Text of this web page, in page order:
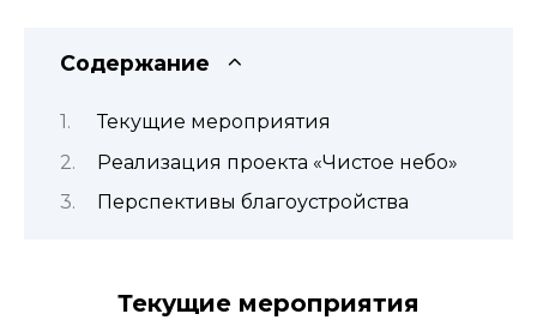
Содержание
Текущие мероприятия
Реализация проекта «Чистое небо»
Перспективы благоустройства
Текущие мероприятия